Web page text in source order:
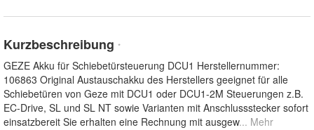
Kurzbeschreibung *
GEZE Akku für Schiebetürsteuerung DCU1 Herstellernummer:
106863 Original Austauschakku des Herstellers geeignet für alle
Schiebetüren von Geze mit DCU1 oder DCU1-2M Steuerungen z.B.
EC-Drive, SL und SL NT sowie Varianten mit Anschlussstecker sofort
einsatzbereit Sie erhalten eine Rechnung mit ausgew... Mehr